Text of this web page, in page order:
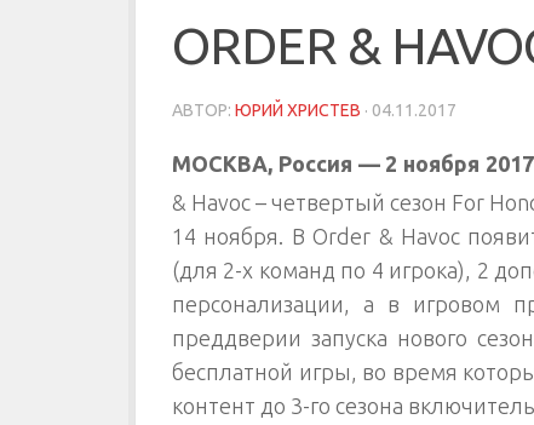
ORDER &
АВТОР: ЮРИЙ ХРИСТЕВ · 04.11.2017
МОСКВА, Россия — 2 ноября
& Havoc – четвертый сезон For
14 ноября. В Order & Havoc
(для 2-х команд по 4 игрока), 2
персонализации, а в игровом
преддверии запуска нового
бесплатной игры, во время
контент до 3-го сезона